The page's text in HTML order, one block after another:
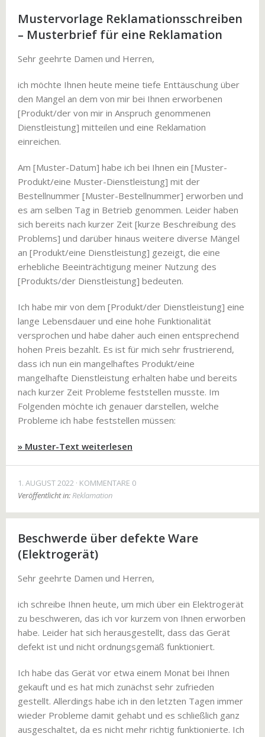
Mustervorlage Reklamationsschreiben
– Musterbrief für eine Reklamation
Sehr geehrte Damen und Herren,
ich möchte Ihnen heute meine tiefe Enttäuschung über
den Mangel an dem von mir bei Ihnen erworbenen
[Produkt/der von mir in Anspruch genommenen
Dienstleistung] mitteilen und eine Reklamation
einreichen.
Am [Muster-Datum] habe ich bei Ihnen ein [Muster-
Produkt/eine Muster-Dienstleistung] mit der
Bestellnummer [Muster-Bestellnummer] erworben und
es am selben Tag in Betrieb genommen. Leider haben
sich bereits nach kurzer Zeit [kurze Beschreibung des
Problems] und darüber hinaus weitere diverse Mängel
an [Produkt/eine Dienstleistung] gezeigt, die eine
erhebliche Beeinträchtigung meiner Nutzung des
[Produkts/der Dienstleistung] bedeuten.
Ich habe mir von dem [Produkt/der Dienstleistung] eine
lange Lebensdauer und eine hohe Funktionalität
versprochen und habe daher auch einen entsprechend
hohen Preis bezahlt. Es ist für mich sehr frustrierend,
dass ich nun ein mangelhaftes Produkt/eine
mangelhafte Dienstleistung erhalten habe und bereits
nach kurzer Zeit Probleme feststellen musste. Im
Folgenden möchte ich genauer darstellen, welche
Probleme ich habe feststellen müssen:
» Muster-Text weiterlesen
1. AUGUST 2022 KOMMENTARE 0
Veröffentlicht in:Reklamation
Beschwerde über defekte Ware
(Elektrogerät)
Sehr geehrte Damen und Herren,
ich schreibe Ihnen heute, um mich über ein Elektrogerät
zu beschweren, das ich vor kurzem von Ihnen erworben
habe. Leider hat sich herausgestellt, dass das Gerät
defekt ist und nicht ordnungsgemäß funktioniert.
Ich habe das Gerät vor etwa einem Monat bei Ihnen
gekauft und es hat mich zunächst sehr zufrieden
gestellt. Allerdings habe ich in den letzten Tagen immer
wieder Probleme damit gehabt und es schließlich ganz
ausgeschaltet, da es nicht mehr richtig funktionierte. Ich